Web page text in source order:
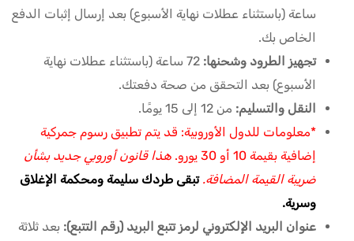
ساعة (باستثناء عطلات نهاية الأسبوع) بعد إرسال إثبات الدفع
الخاص بك.
تجهيز الطرود وشحنها:
72 ساعة (باستثناء عطلات نهاية
الأسبوع) بعد التحقق من صحة دفعتك.
النقل والتسليم: من 12 إلى 15 يومًا.
*معلومات للدول الأوروبية: قد يتم تطبيق رسوم جمركية
إضافية بقيمة 10 أو 30 يورو.
هذا قانون أوروبي جديد بشأن
ضريبة القيمة المضافة.تبقى طردك سليمة ومحكمة الإغلاق
وسرية.
عنوان البريد الإلكتروني لرمز تتبع البريد (رقم التتبع): بعد ثلاثة